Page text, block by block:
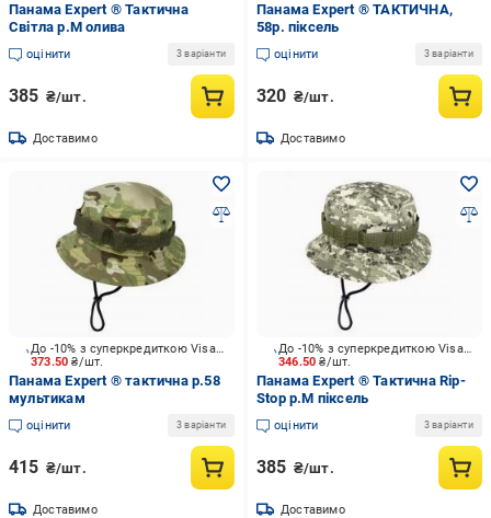
Панама Expert ® Тактична
Світла р.М олива
оцінити 3 варіанти
385 ₴/шт.
Доставимо
Панама Expert ® ТАКТИЧНА,
58р. піксель
оцінити 3 варіанти
320 ₴/шт.
Доставимо
373.50₴/шт.
До -10% з суперкредиткою Visa Вигода
Панама Expert ® тактична р.58
мультикам
оцінити 3 варіанти
415 ₴/шт.
Доставимо
346.50₴/шт.
До -10% з суперкредиткою Visa Вигода
Панама Expert ® Тактична Rip-
Stop р.М піксель
оцінити 3 варіанти
385 ₴/шт.
Доставимо